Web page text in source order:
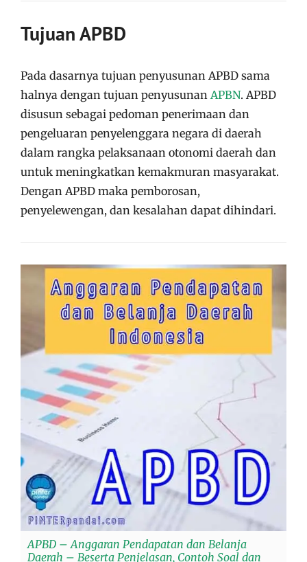
Tujuan APBD
Pada dasarnya tujuan penyusunan APBD sama
halnya dengan tujuan penyusunan APBN. APBD
disusun sebagai pedoman penerimaan dan
pengeluaran penyelenggara negara di daerah
dalam rangka pelaksanaan otonomi daerah dan
untuk meningkatkan kemakmuran masyarakat.
Dengan APBD maka pemborosan,
penyelewengan, dan kesalahan dapat dihindari.
APBD – Anggaran Pendapatan dan Belanja
Daerah – Beserta Penjelasan, Contoh Soal dan